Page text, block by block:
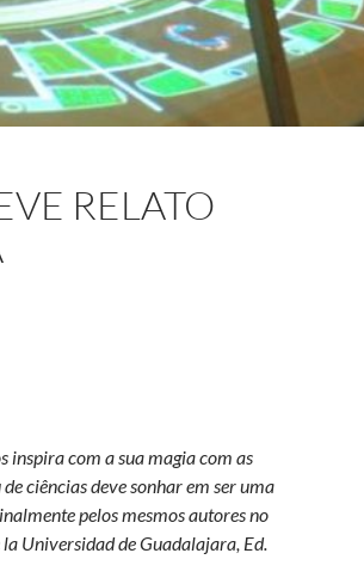
RELATO
inspira com a sua magia com as
ciências deve sonhar em ser uma
pelos mesmos autores no
Universidad de Guadalajara, Ed.
um breve relato sobre a montagem de